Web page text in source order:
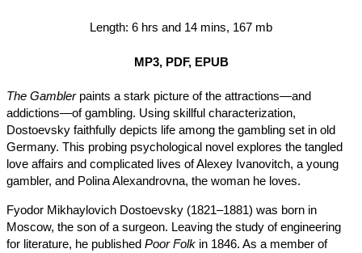
Length: 6 hrs and 14 mins, 167 mb
MP3, PDF, EPUB
The Gamblerpaints a stark picture of the attractions—and
addictions—of gambling. Using skillful characterization,
Dostoevsky faithfully depicts life among the gambling set in old
Germany. This probing psychological novel explores the
love affairs and complicated lives of Alexey Ivanovitch, a young
gambler, and Polina Alexandrovna, the woman he loves.
Fyodor Mikhaylovich Dostoevsky (1821–1881) was born in
Moscow, the son of a surgeon. Leaving the study of
for literature, he publishedPoor Folkin 1846. As a member of